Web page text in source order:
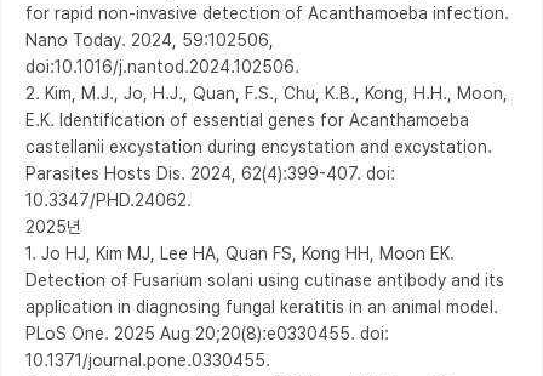
for rapid non-invasive detection of Acanthamoeba infection.
Nano Today. 2024, 59:102506,
doi:10.1016/j.nantod.2024.102506.
2. Kim, M.J., Jo, H.J., Quan, F.S., Chu, K.B., Kong, H.H., Moon,
E.K. Identification of essential genes for Acanthamoeba
castellanii excystation during encystation and excystation.
Parasites Hosts Dis. 2024, 62(4):399-407. doi:
10.3347/PHD.24062.
2025년
1. Jo HJ, Kim MJ, Lee HA, Quan FS, Kong HH, Moon EK.
Detection of Fusarium solani using cutinase antibody and its
application in diagnosing fungal keratitis in an animal model.
PLoS One. 2025 Aug 20;20(8):e0330455. doi:
10.1371/journal.pone.0330455.